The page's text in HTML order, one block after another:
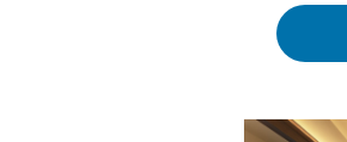
販売機型の
ンコがそび
ような遊び